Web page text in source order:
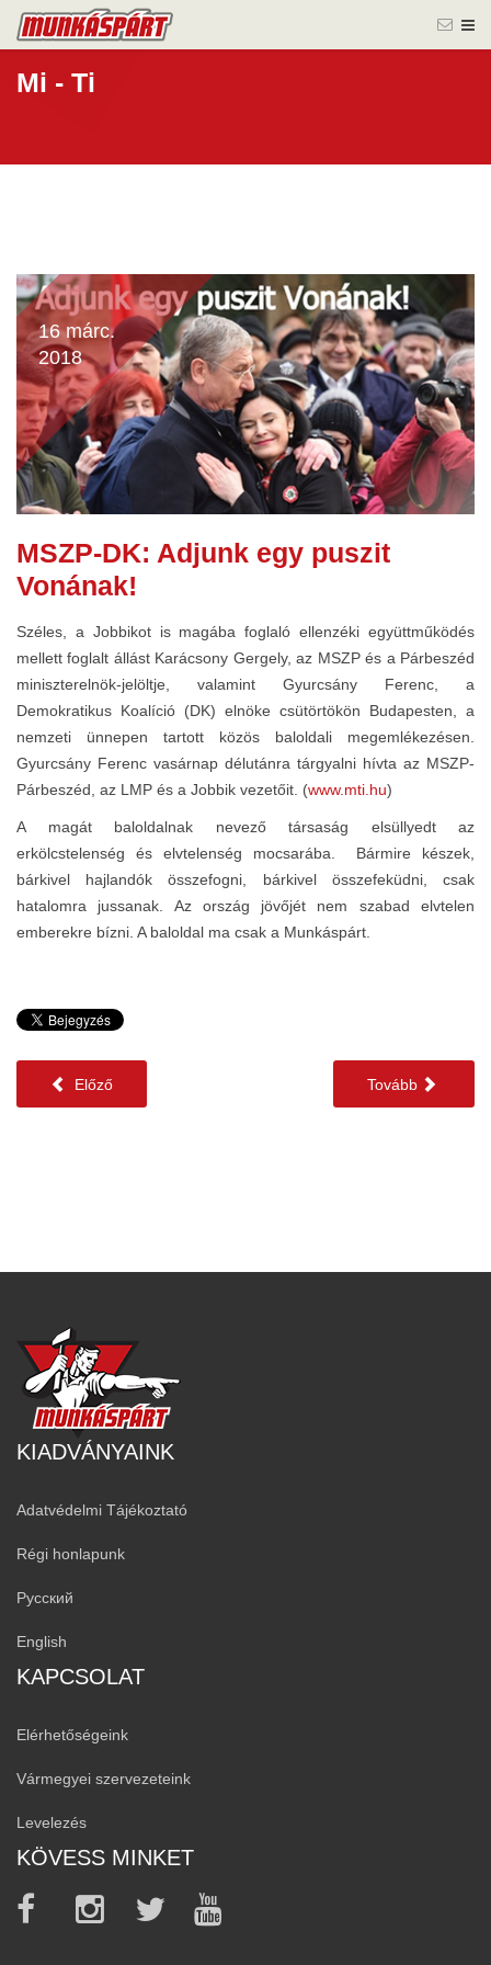
Mi - Ti
16 márc.
2018
MSZP-DK: Adjunk egy puszit
Vonának!
Széles, a Jobbikot is magába foglaló ellenzéki együttműködés
mellett foglalt állást Karácsony Gergely, az MSZP és a Párbeszéd
miniszterelnök-jelöltje, valamint Gyurcsány Ferenc, a
Demokratikus Koalíció (DK) elnöke csütörtökön Budapesten, a
nemzeti ünnepen tartott közös baloldali megemlékezésen.
Gyurcsány Ferenc vasárnap délutánra tárgyalni hívta az MSZP-
Párbeszéd, az LMP és a Jobbik vezetőit. (www.mti.hu)
A magát baloldalnak nevező társaság elsüllyedt az
erkölcstelenség és elvtelenség mocsarába. Bármire készek,
bárkivel hajlandók összefogni, bárkivel összefeküdni, csak
hatalomra jussanak. Az ország jövőjét nem szabad elvtelen
emberekre bízni. A baloldal ma csak a Munkáspárt.
Előző Tovább
KIADVÁNYAINK
Adatvédelmi Tájékoztató
Régi honlapunk
Русский
English
KAPCSOLAT
Elérhetőségeink
Vármegyei szervezeteink
Levelezés
KÖVESS MINKET